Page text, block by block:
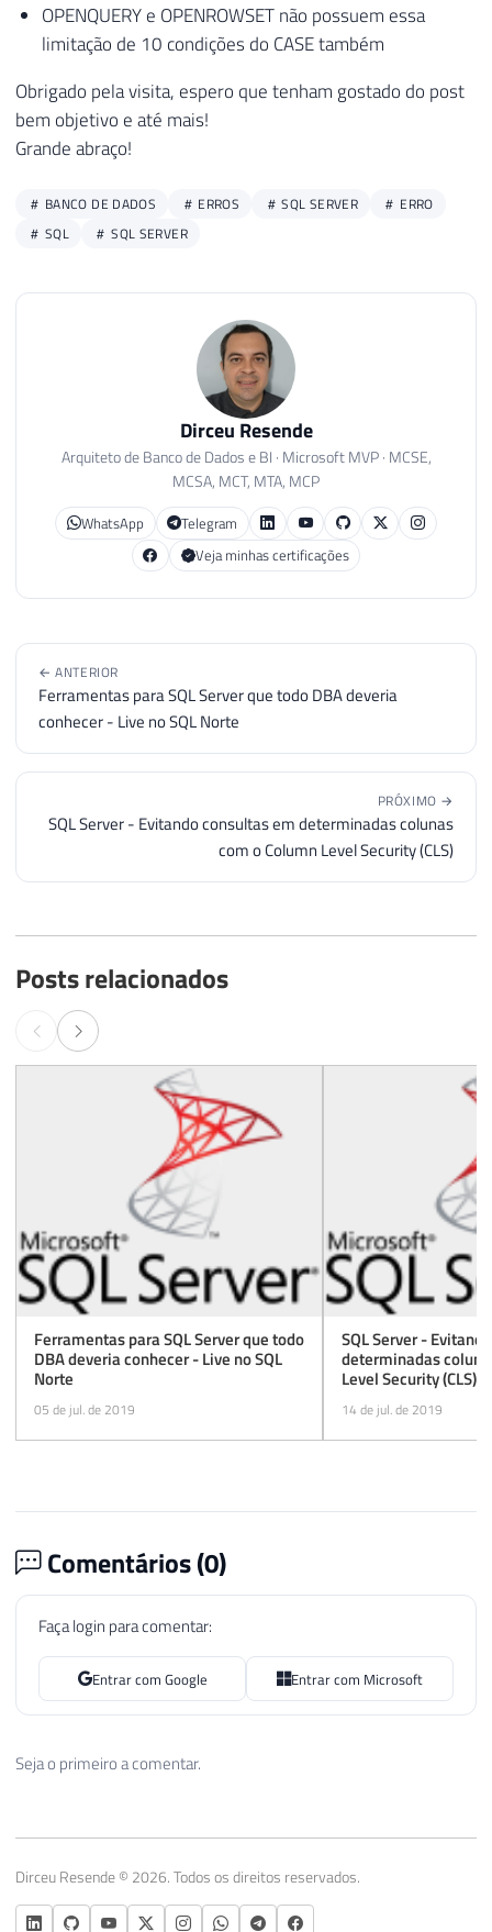
OPENQUERY e OPENROWSET não possuem essa
limitação de 10 condições do CASE também
Obrigado pela visita, espero que tenham gostado do post
bem objetivo e até mais!
Grande abraço!
BANCO DE DADOS ERROS SQL SERVER
ERRO
SQL
SQL SERVER
Dirceu Resende
Arquiteto de Banco de Dados e BI · Microsoft MVP · MCSE,
MCSA, MCT, MTA, MCP
WhatsApp
Telegram
Veja minhas certificações
← ANTERIOR
Ferramentas para SQL Server que todo DBA deveria
conhecer - Live no SQL Norte
PRÓXIMO →
SQL Server - Evitando consultas em determinadas colunas
com o Column Level Security (CLS)
Posts relacionados
Ferramentas para SQL Server que todo
DBA deveria conhecer - Live no SQL
Norte
05 de jul. de 2019
SQL Server -
determinadas
Level Security (CLS)
14 de jul. de 2019
Comentários (0)
Faça login para comentar:
Entrar com Google Entrar com Microsoft
Seja o primeiro a comentar.
Dirceu Resende © 2026. Todos os direitos reservados.